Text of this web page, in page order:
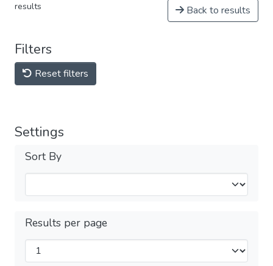
results Back to results
Filters
Reset filters
Settings
Sort By
Results per page